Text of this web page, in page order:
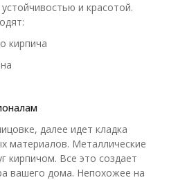
и красотой.
кирпича
далее идет кладка
материалов. Металлические
кирпичом. Все это создает
вашего дома. Непохожее на